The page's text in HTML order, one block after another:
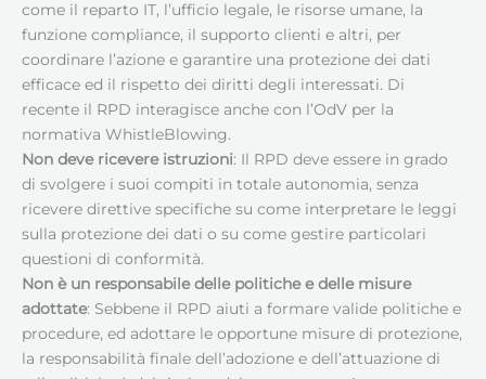
come il reparto IT, l’ufficio legale, le risorse umane, la
funzione compliance, il supporto clienti e altri, per
coordinare l’azione e garantire una protezione dei dati
efficace ed il rispetto dei diritti degli interessati. Di
recente il RPD interagisce anche con l’OdV per la
normativa WhistleBlowing.
Non deve ricevere istruzioni: Il RPD deve essere in grado
di svolgere i suoi compiti in totale autonomia, senza
ricevere direttive specifiche su come interpretare le leggi
sulla protezione dei dati o su come gestire particolari
questioni di conformità.
Non è un responsabile delle politiche e delle misure
adottate: Sebbene il RPD aiuti a formare valide politiche e
procedure, ed adottare le opportune misure di protezione,
la responsabilità finale dell’adozione e dell’attuazione di